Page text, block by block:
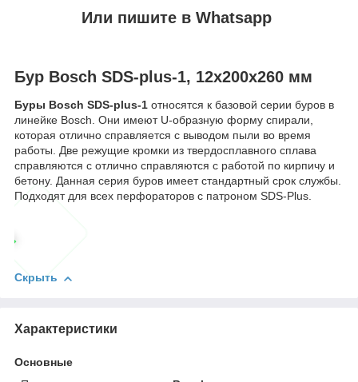
Или пишите в Whatsapp
Бур Bosch SDS-plus-1, 12x200x260 мм
Буры Bosch SDS-plus-1 относятся к базовой серии буров в
линейке Bosch. Они имеют U-образную форму спирали,
которая отлично справляется с выводом пыли во время
работы. Две режущие кромки из твердосплавного сплава
справляются с отлично справляются с работой по кирпичу и
бетону. Данная серия буров имеет стандартный срок службы.
Подходят для всех перфораторов с патроном SDS-Plus.
Скрыть
Характеристики
Основные